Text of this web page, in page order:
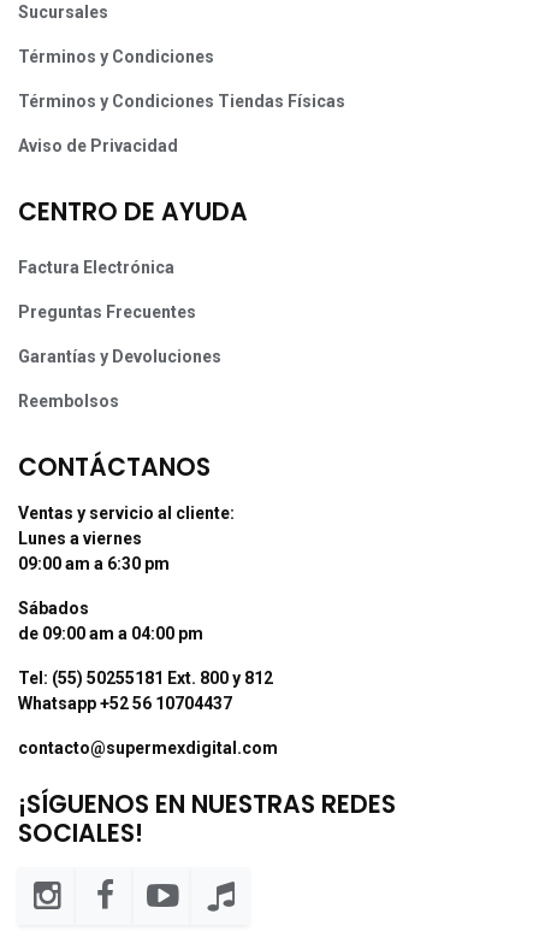
Sucursales
Términos y Condiciones
Términos y Condiciones Tiendas Físicas
Aviso de Privacidad
CENTRO DE AYUDA
Factura Electrónica
Preguntas Frecuentes
Garantías y Devoluciones
Reembolsos
CONTÁCTANOS
Ventas y servicio al cliente:
Lunes a viernes
09:00 am a 6:30 pm
Sábados
de 09:00 am a 04:00 pm
Tel: (55) 50255181 Ext. 800 y 812
Whatsapp +52 56 10704437
contacto@supermexdigital.com
¡SÍGUENOS EN NUESTRAS REDES
SOCIALES!